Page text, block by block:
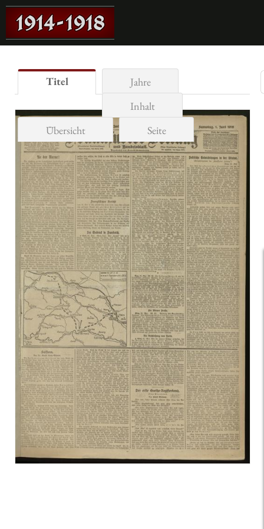
Titel
Jahre
Inhalt
Übersicht
Seite